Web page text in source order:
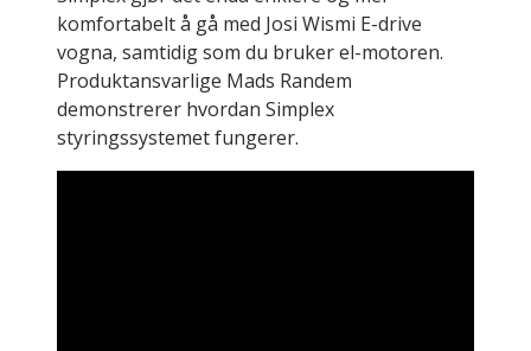
komfortabelt å gå med Josi Wismi E-drive
vogna, samtidig som du bruker el-motoren.
Produktansvarlige Mads Randem
demonstrerer hvordan Simplex
styringssystemet fungerer.